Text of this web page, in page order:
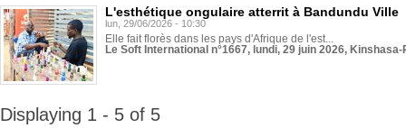
L'esthétique ongulaire atterrit à Bandundu Ville
lun, 29/06/2026 - 10:30
Elle fait florès dans les pays d'Afrique de l'est...
Le Soft International n°1667, lundi, 29 juin 2026,
Displaying 1 - 5 of 5